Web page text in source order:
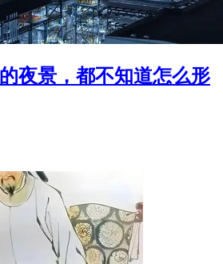
夜景，都不知道怎么形